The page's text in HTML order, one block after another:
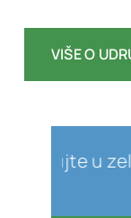
VIŠE O
u